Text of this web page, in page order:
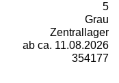
5
Grau
Zentrallager
ab ca. 11.08.2026
354177